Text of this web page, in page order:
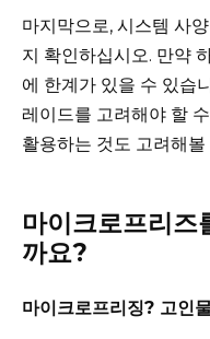
마지막으로, 시스템 사
지 확인하십시오. 만약
에 한계가 있을 수 있습
레이드를 고려해야 할
활용하는 것도 고려해볼
마이크로프리즈
까요?
마이크로프리징? 고인